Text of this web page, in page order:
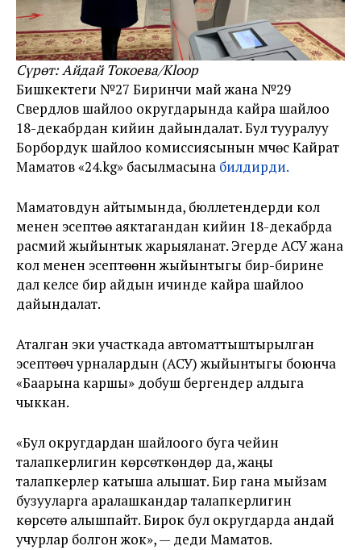
Сүрөт: Айдай Токоева/Kloop
Бишкектеги №27 Биринчи май жана №29
Свердлов шайлоо округдарында кайра шайлоо
18-декабрдан кийин дайындалат. Бул тууралуу
Борбордук шайлоо комиссиясынын мүчөсү Кайрат
Маматов «24.kg» басылмасына билдирди.
Маматовдун айтымында, бюллетендерди кол
менен эсептөө аяктагандан кийин 18-декабрда
расмий жыйынтык жарыяланат. Эгерде АСУ жана
кол менен эсептөөнүн жыйынтыгы бир-бирине
дал келсе бир айдын ичинде кайра шайлоо
дайындалат.
Аталган эки участкада автоматтыштырылган
эсептөөчү урналардын (АСУ) жыйынтыгы боюнча
«Баарына каршы» добуш бергендер алдыга
чыккан.
«Бул округдардан шайлоого буга чейин
талапкерлигин көрсөткөндөр да, жаңы
талапкерлер катыша алышат. Бир гана мыйзам
бузууларга аралашкандар талапкерлигин
көрсөтө алышпайт. Бирок бул округдарда андай
учурлар болгон жок», — деди Маматов.